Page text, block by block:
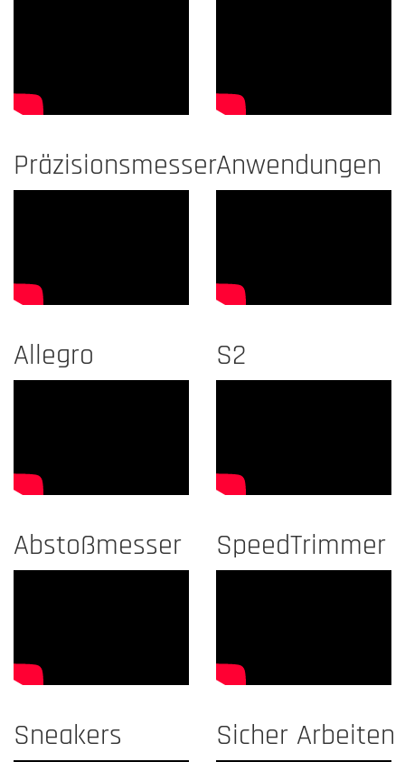
PräzisionsmesserAnwendungen
Allegro S2
Abstoßmesser SpeedTrimmer
Sneakers Sicher Arbeiten